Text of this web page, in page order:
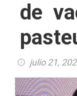
de
julio 21,